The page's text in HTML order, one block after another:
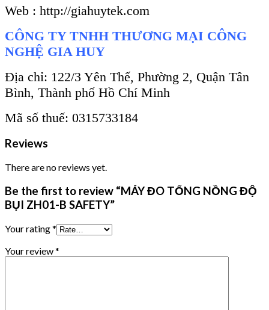
Web : http://giahuytek.com
CÔNG TY TNHH THƯƠNG MẠI CÔNG
NGHỆ GIA HUY
Địa chỉ: 122/3 Yên Thế, Phường 2, Quận Tân
Bình, Thành phố Hồ Chí Minh
Mã số thuế: 0315733184
Reviews
There are no reviews yet.
Be the first to review “MÁY ĐO TỔNG NỒNG ĐỘ
BỤI ZH01-B SAFETY”
Your rating*
Your review*